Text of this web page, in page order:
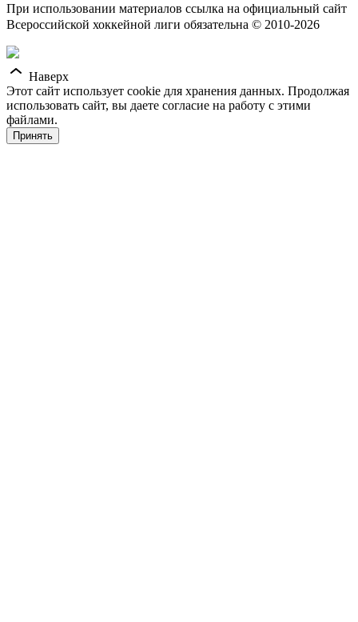
При использовании материалов ссылка на официальный сайт
Всероссийской хоккейной лиги обязательна © 2010-2026
Наверх
Этот сайт использует cookie для хранения данных. Продолжая
использовать сайт, вы даете согласие на работу с этими
файлами.
Принять